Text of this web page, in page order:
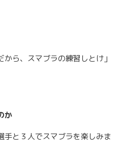
ら、スマブラの練習しとけ」
か
手と３人でスマブラを楽しみま